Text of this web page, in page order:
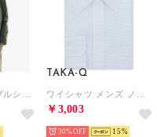
TAKA-Q
￥3,003
30% 15